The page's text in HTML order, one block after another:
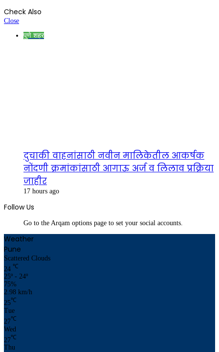
Check Also
Close
पुणे शहर
दुचाकी वाहनांसाठी नवीन मालिकेतील आकर्षक
नोंदणी क्रमांकांसाठी आगाऊ अर्ज व लिलाव प्रक्रिया
जाहीर
17 hours ago
Follow Us
Go to the Arqam options page to set your social accounts.
Weather
Pune
Scattered Clouds
24 ℃
25º - 24º
75%
2.98 km/h
25℃
Tue
27℃
Wed
27℃
Thu